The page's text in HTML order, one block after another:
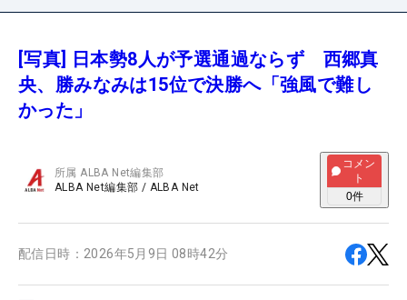
[写真] 日本勢8人が予選通過ならず 西郷真
央、勝みなみは15位で決勝へ「強風で難し
かった」
所属ALBA Net編集部
ALBA Net編集部 / ALBA Net
コメン
ト
0件
配信日時： 2026年5月9日 08時42分